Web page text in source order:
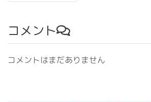
コメント
コメントはまだありません